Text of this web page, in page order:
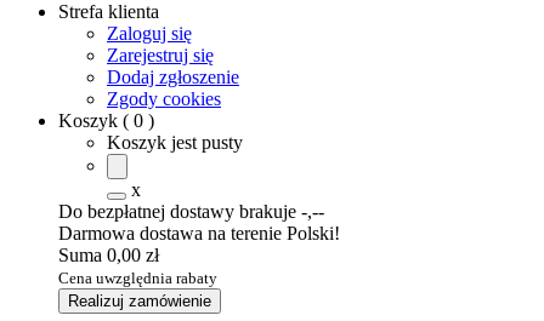
Strefa klienta
Zaloguj się
Zarejestruj się
Dodaj zgłoszenie
Zgody cookies
Koszyk ( 0 )
Koszyk jest pusty
x
Do bezpłatnej dostawy brakuje -,--
Darmowa dostawa na terenie Polski!
Suma 0,00 zł
Cena uwzględnia rabaty
Realizuj zamówienie